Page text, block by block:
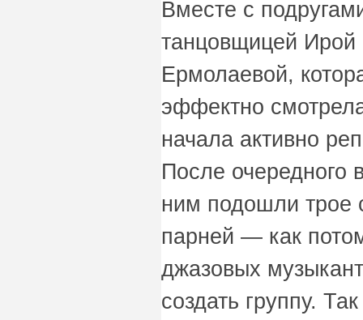
Вместе с
танцовщицей
Ермолаевой,
эффектно
начала активно
После очередного
ним подошли трое
парней — как
джазовых
создать группу.